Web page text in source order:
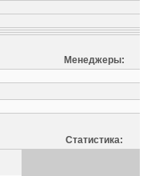
Менеджеры:
Статистика: